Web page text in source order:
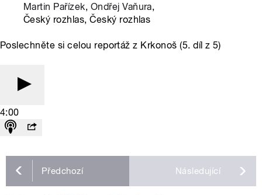
Martin Pařízek, Ondřej Vaňura,
Český rozhlas, Český rozhlas
Poslechněte si celou reportáž z Krkonoš (5. díl z 5)
4:00
Předchozí Následující